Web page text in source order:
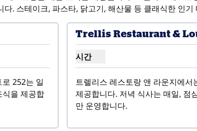
다. 스테이크, 파스타, 닭고기, 해산물 등 클래식한 인
1/2
다음 이미지
252는 일
식을 제공합
Trellis Restaurant &
시간
트렐리스 레스토랑 & 라운지 시간 표시
트렐리스 레스토랑 앤 라운지에서
제공합니다. 저녁 식사는 매일, 점
만 운영합니다.